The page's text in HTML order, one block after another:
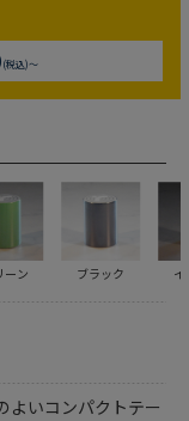
(税込)～
ーン ブラック イ
よいコンパクトテー